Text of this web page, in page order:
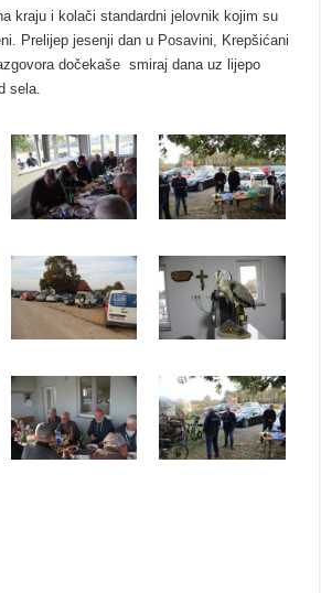
kraju i kolači standardni jelovnik kojim su
Prelijep jesenji dan u Posavini, Krepšićani
dočekaše smiraj dana uz lijepo
sela.